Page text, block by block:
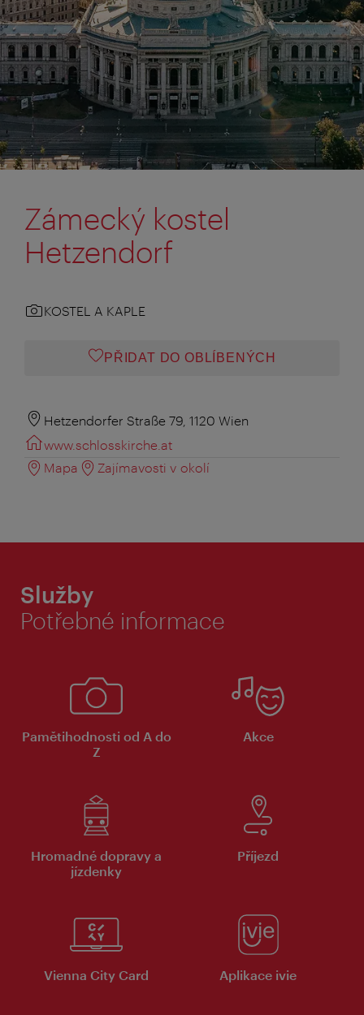
Zámecký kostel
Hetzendorf
KOSTEL A KAPLE
PŘIDAT DO OBLÍBENÝCH
Hetzendorfer Straße 79, 1120 Wien
www.schlosskirche.at
Mapa
Zajímavosti v okolí
Služby
Potřebné informace
Pamětihodnosti od A do
Z
Akce
Hromadné dopravy a
jízdenky
Příjezd
Vienna City Card Aplikace ivie